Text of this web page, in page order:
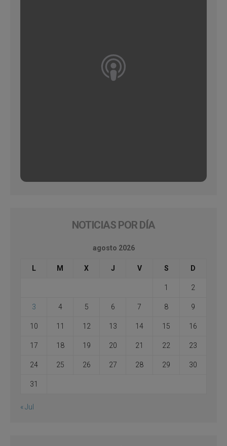
NOTICIAS POR DÍA
agosto 2026
L M X J V S D
1 2
3 4 5 6 7 8 9
10 11 12 13 14 15 16
17 18 19 20 21 22 23
24 25 26 27 28 29 30
31
« Jul